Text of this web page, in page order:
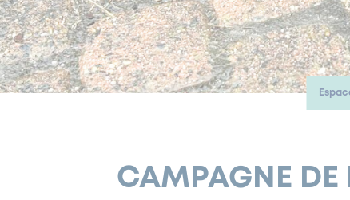
CAMPAGNE DE